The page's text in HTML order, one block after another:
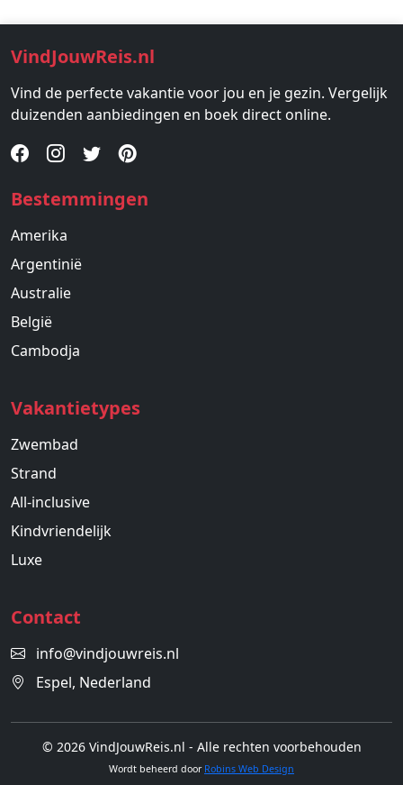
VindJouwReis.nl
Vind de perfecte vakantie voor jou en je gezin. Vergelijk
duizenden aanbiedingen en boek direct online.
Bestemmingen
Amerika
Argentinië
Australie
België
Cambodja
Vakantietypes
Zwembad
Strand
All-inclusive
Kindvriendelijk
Luxe
Contact
info@vindjouwreis.nl
Espel, Nederland
© 2026 VindJouwReis.nl - Alle rechten voorbehouden
Wordt beheerd door Robins Web Design